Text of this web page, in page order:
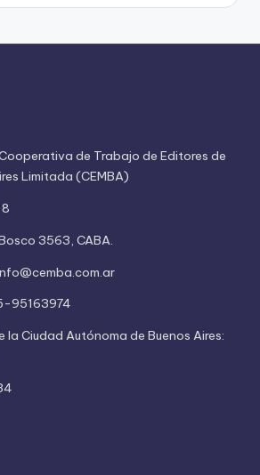
de Trabajo de Editores de
Limitada (CEMBA)
3563, CABA.
95163974
la Ciudad Autónoma de Buenos Aires: